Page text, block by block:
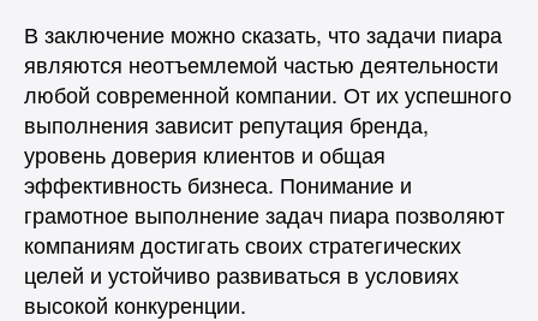
В заключение можно сказать, что задачи пиара
являются неотъемлемой частью деятельности
любой современной компании. От их успешного
выполнения зависит репутация бренда,
уровень доверия клиентов и общая
эффективность бизнеса. Понимание и
грамотное выполнение задач пиара позволяют
компаниям достигать своих стратегических
целей и устойчиво развиваться в условиях
высокой конкуренции.